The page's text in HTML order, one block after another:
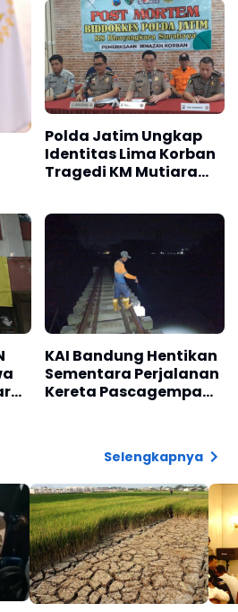
Barat
Polda Jatim Ungkap
Identitas Lima Korban
Tragedi KM Mutiara
KAI Bandung Hentikan
Sementara Perjalanan
Kereta Pascagempa
Selengkapnya